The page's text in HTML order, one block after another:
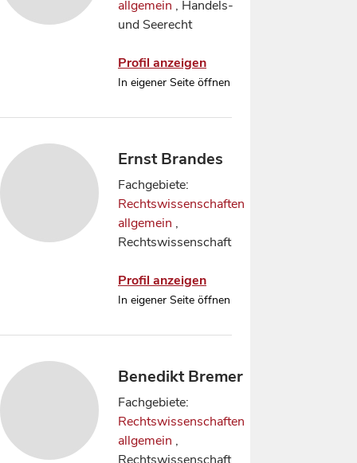
allgemein , Handels-
und Seerecht
Profil anzeigen
In eigener Seite öffnen
Ernst Brandes
Fachgebiete:
Rechtswissenschaften
allgemein ,
Rechtswissenschaft
Profil anzeigen
In eigener Seite öffnen
Benedikt Bremer
Fachgebiete:
Rechtswissenschaften
allgemein ,